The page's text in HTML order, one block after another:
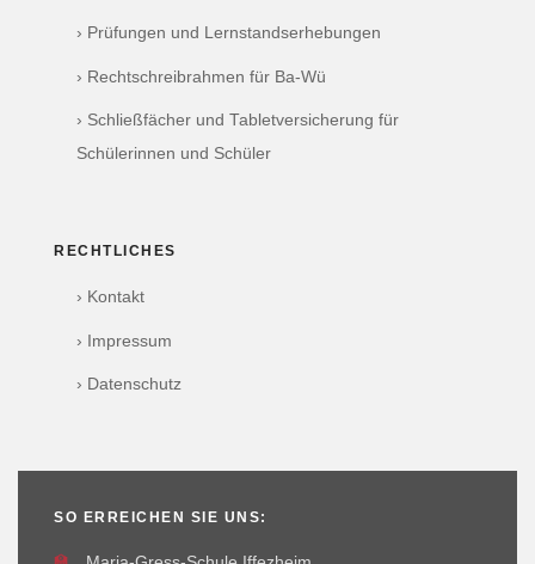
› Prüfungen und Lernstandserhebungen
› Rechtschreibrahmen für Ba-Wü
› Schließfächer und Tabletversicherung für
Schülerinnen und Schüler
RECHTLICHES
› Kontakt
› Impressum
› Datenschutz
SO ERREICHEN SIE UNS: